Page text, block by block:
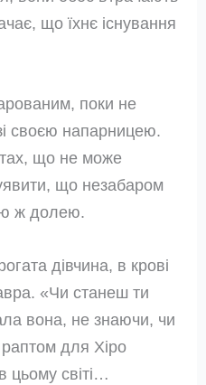
що їхнє існування
поки не
своєю напарницею.
що не може
уявити, що незабаром
ж долею.
дівчина, в крові
«Чи станеш ти
вона, не знаючи, чи
для Хіро
цьому світі…